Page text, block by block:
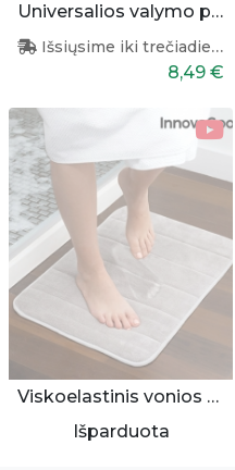
Universalios valymo pirštinės
Išsiųsime iki trečiadienio
8,49 €
Viskoelastinis vonios kilimėlis
Išparduota